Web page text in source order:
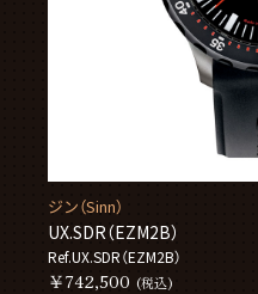
ジン（Sinn）
UX.SDR（EZM2B）
Ref.UX.SDR（EZM2B）
￥742,500 (税込)